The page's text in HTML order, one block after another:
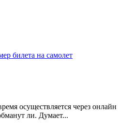
билета на самолет
осуществляется через
ли. Думает...